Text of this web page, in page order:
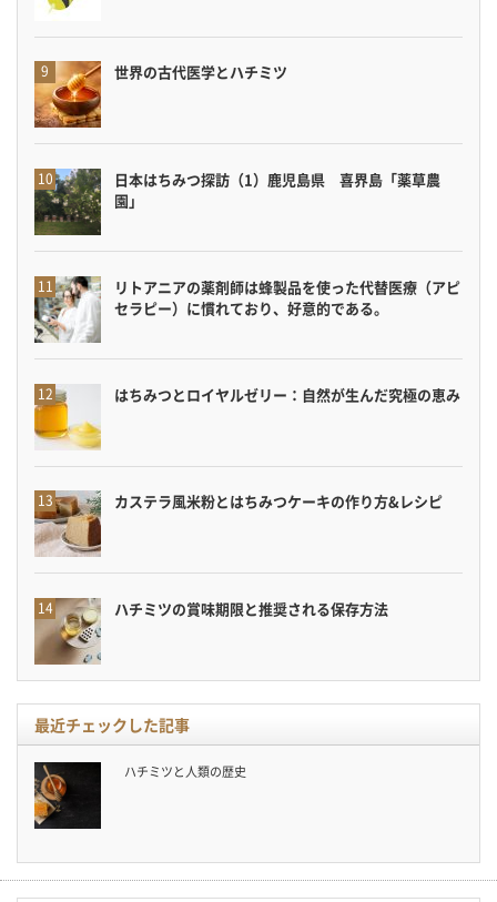
世界の古代医学とハチミツ
日本はちみつ探訪（1）鹿児島県 喜界島「薬草農
園」
リトアニアの薬剤師は蜂製品を使った代替医療（アピ
セラピー）に慣れており、好意的である。
はちみつとロイヤルゼリー：自然が生んだ究極の恵み
カステラ風米粉とはちみつケーキの作り方&レシピ
ハチミツの賞味期限と推奨される保存方法
最近チェックした記事
ハチミツと人類の歴史